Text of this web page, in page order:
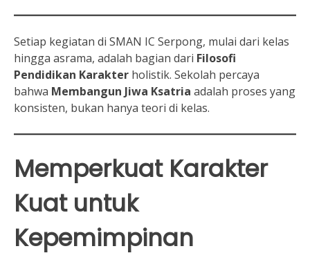
Setiap kegiatan di SMAN IC Serpong, mulai dari kelas
hingga asrama, adalah bagian dari Filosofi
Pendidikan Karakter holistik. Sekolah percaya
bahwa Membangun Jiwa Ksatria adalah proses yang
konsisten, bukan hanya teori di kelas.
Memperkuat Karakter
Kuat untuk
Kepemimpinan